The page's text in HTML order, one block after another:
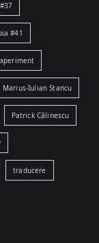
#41
Marius-Iulian Stancu
Patrick Călinescu
traducere